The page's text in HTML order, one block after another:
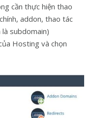
cần thực hiện thao
addon, thao tác
subdomain)
Hosting và chọn